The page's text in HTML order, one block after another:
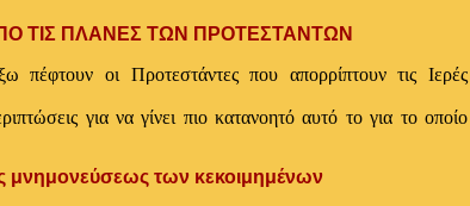
ΠΛΑΝΕΣ ΤΩΝ ΠΡΟΤΕΣΤΑΝΤΩΝ
πέφτουν οι Προτεστάντες που απορρίπτουν τις Ιερές
για να γίνει πιο κατανοητό αυτό το για το οποίο
μνημονεύσεως των κεκοιμημένων